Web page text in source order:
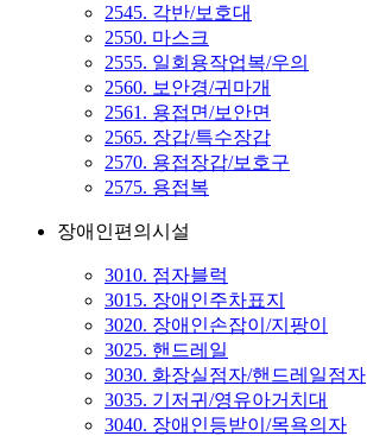
2545. 각반/보호대
2550. 마스크
2555. 일회용작업복/우의
2560. 보안경/귀마개
2561. 용접면/보안면
2565. 장갑/특수장갑
2570. 용접장갑/보호구
2575. 용접복
장애인편의시설
3010. 점자블럭
3015. 장애인주차표지
3020. 장애인손잡이/지팡이
3025. 핸드레일
3030. 화장실점자/핸드레일점자
3035. 기저귀/영유아거치대
3040. 장애인등받이/목욕의자